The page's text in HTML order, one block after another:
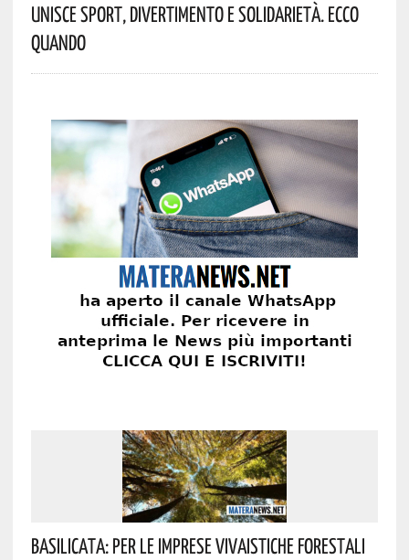
Unisce Sport, Divertimento E Solidarietà. Ecco
Quando
Basilicata: Per Le Imprese Vivaistiche Forestali